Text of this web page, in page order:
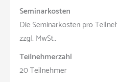
Seminarkosten
Die Seminarkosten pro
zzgl. MwSt..
Teilnehmerzahl
20 Teilnehmer